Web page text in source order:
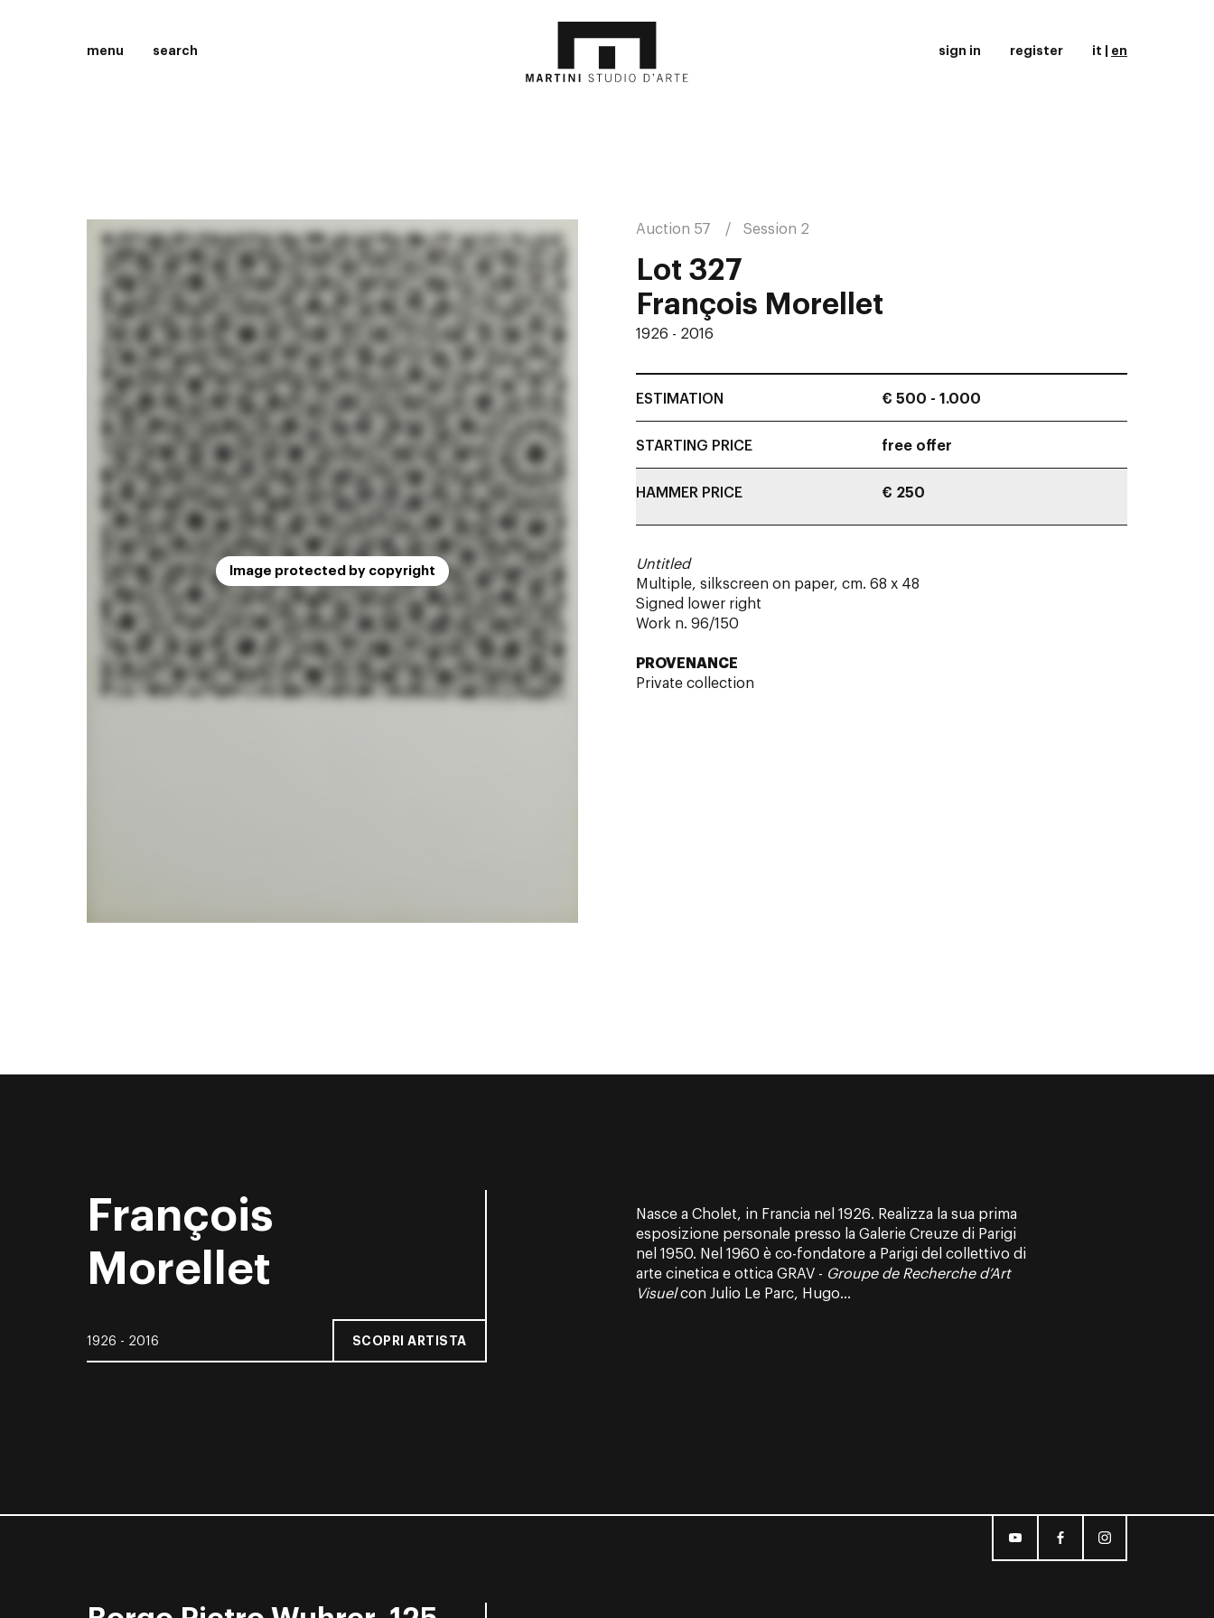
menu search sign in register it en
Image protected by copyright
Auction 57 Session 2
Lot 327
François Morellet
1926 - 2016
ESTIMATION € 500 - 1.000
STARTING PRICE free offer
HAMMER PRICE € 250
Untitled
Multiple, silkscreen on paper, cm. 68 x 48
Signed lower right
Work n. 96/150
PROVENANCE
Private collection
François
Morellet
1926 - 2016 SCOPRI ARTISTA
Nasce a Cholet, in Francia nel 1926. Realizza la sua prima
esposizione personale presso la Galerie Creuze di Parigi
nel 1950. Nel 1960 è co-fondatore a Parigi del collettivo di
arte cinetica e ottica GRAV - Groupe de Recherche d’Art
Visuelcon Julio Le Parc, Hugo...